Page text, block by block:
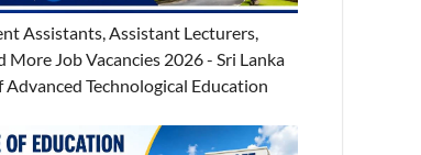
Assistants, Assistant Lecturers,
More Job Vacancies 2026 - Sri Lanka
Technological Education